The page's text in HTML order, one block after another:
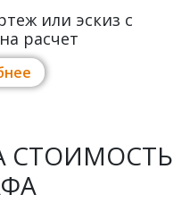
или эскиз с
расчет
СТОИМОСТЬ